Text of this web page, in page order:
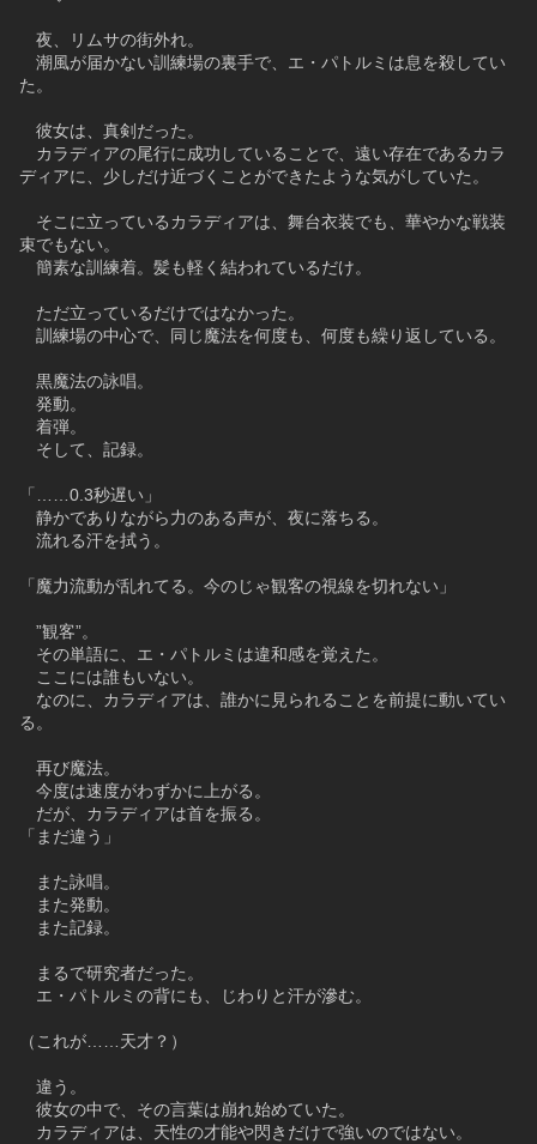
夜、リムサの街外れ。
潮風が届かない訓練場の裏手で、エ・パトルミは息を殺してい
た。
彼女は、真剣だった。
カラディアの尾行に成功していることで、遠い存在であるカラ
ディアに、少しだけ近づくことができたような気がしていた。
そこに立っているカラディアは、舞台衣装でも、華やかな戦装
束でもない。
簡素な訓練着。髪も軽く結われているだけ。
ただ立っているだけではなかった。
訓練場の中心で、同じ魔法を何度も、何度も繰り返している。
黒魔法の詠唱。
発動。
着弾。
そして、記録。
「……0.3秒遅い」
静かでありながら力のある声が、夜に落ちる。
流れる汗を拭う。
「魔力流動が乱れてる。今のじゃ観客の視線を切れない」
”観客”。
その単語に、エ・パトルミは違和感を覚えた。
ここには誰もいない。
なのに、カラディアは、誰かに見られることを前提に動いてい
る。
再び魔法。
今度は速度がわずかに上がる。
だが、カラディアは首を振る。
「まだ違う」
また詠唱。
また発動。
また記録。
まるで研究者だった。
エ・パトルミの背にも、じわりと汗が滲む。
（これが……天才？）
違う。
彼女の中で、その言葉は崩れ始めていた。
カラディアは、天性の才能や閃きだけで強いのではない。